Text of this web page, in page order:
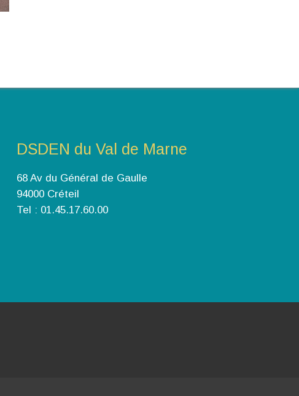
DSDEN du Val de Marne
68 Av du Général de Gaulle
94000 Créteil
Tel : 01.45.17.60.00